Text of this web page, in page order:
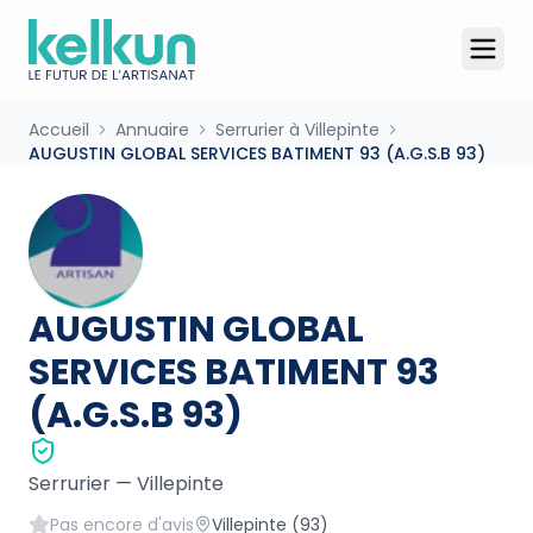
Accueil Annuaire
Serrurier à Villepinte
AUGUSTIN GLOBAL SERVICES BATIMENT 93 (A.G.S.B 93)
AUGUSTIN GLOBAL
SERVICES BATIMENT 93
(A.G.S.B 93)
Serrurier — Villepinte
Pas encore d'avis Villepinte (93)